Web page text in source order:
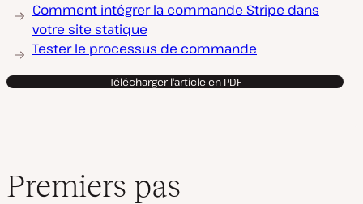
Comment intégrer la commande Stripe dans
votre site statique
Tester le processus de commande
Télécharger l'article en PDF
Premiers pas